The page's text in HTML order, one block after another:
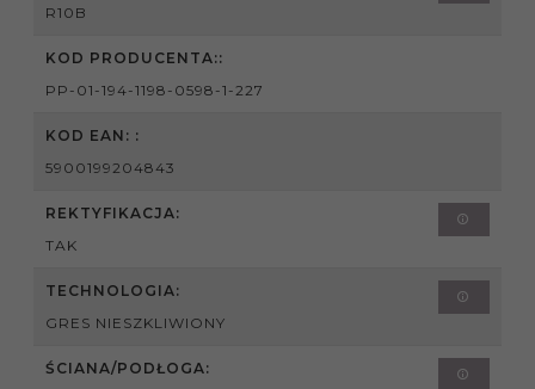
R10B
KOD PRODUCENTA::
PP-01-194-1198-0598-1-227
KOD EAN: :
5900199204843
REKTYFIKACJA:
TAK
TECHNOLOGIA:
GRES NIESZKLIWIONY
ŚCIANA/PODŁOGA: